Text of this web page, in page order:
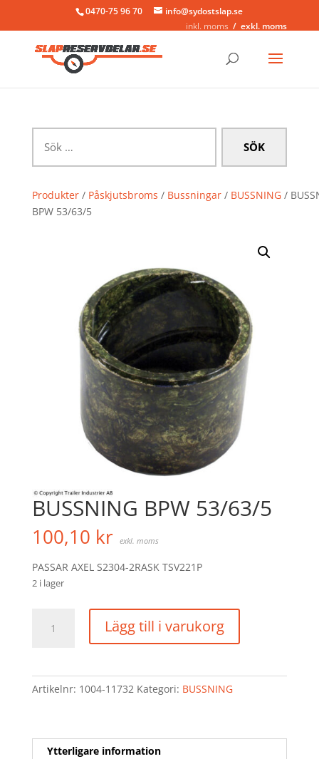
0470-75 96 70
info@sydostslap.se
inkl. moms
exkl. moms
efter:
Produkter/ Påskjutsbroms / Bussningar/ BUSSNING/
BPW 53/63/5
BUSSNING BPW 53/63/5
100,10 kr exkl. moms
PASSAR AXEL S2304-2RASK TSV221P
2 i lager
Lägg till i varukorg
Artikelnr: 1004-11732 Kategori: BUSSNING
Ytterligare information